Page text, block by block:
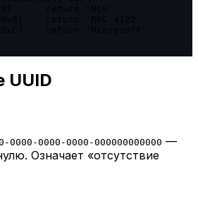
UUID
0000-0000-0000-000000000000 —
Означает «отсутствие